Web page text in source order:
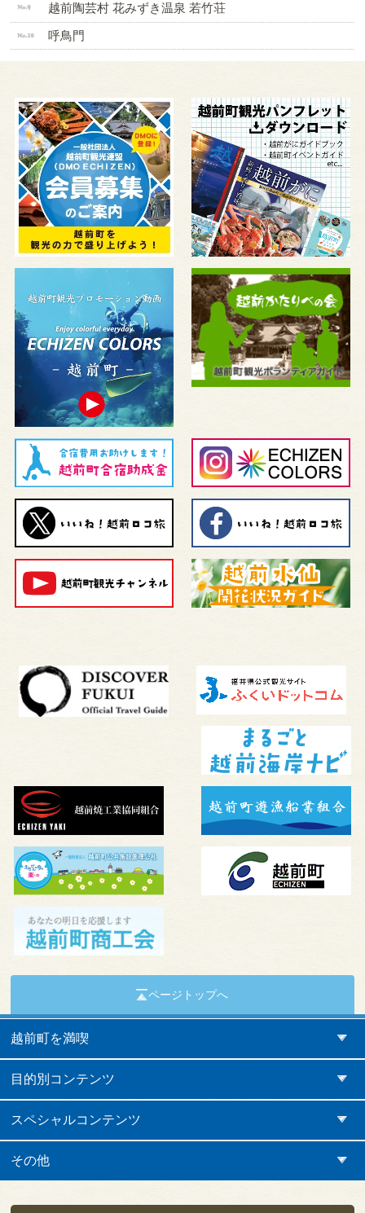
越前陶芸村 花みずき温泉 若竹荘
呼鳥門
ページトップへ
越前町を満喫
目的別コンテンツ
スペシャルコンテンツ
その他